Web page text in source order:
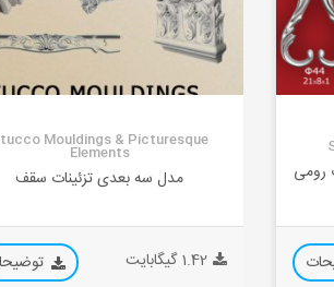
رومی
Mouldings & Picturesque
Elements
مدل سه بعدی تزئینات سقف
1.42 گیگابایت